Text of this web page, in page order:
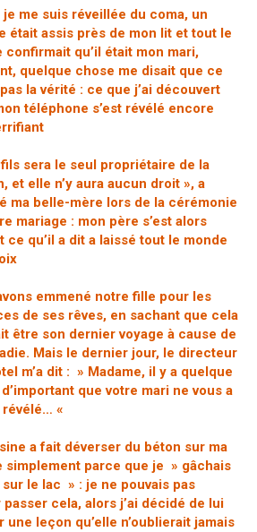
je me suis réveillée du coma, un
était assis près de mon lit et tout le
confirmait qu’il était mon mari,
quelque chose me disait que ce
pas la vérité : ce que j’ai découvert
téléphone s’est révélé encore
sera le seul propriétaire de la
et elle n’y aura aucun droit », a
ma belle-mère lors de la cérémonie
mariage : mon père s’est alors
ce qu’il a dit a laissé tout le monde
emmené notre fille pour les
de ses rêves, en sachant que cela
être son dernier voyage à cause de
Mais le dernier jour, le directeur
m’a dit : » Madame, il y a quelque
que votre mari ne vous a
révélé… «
a fait déverser du béton sur ma
simplement parce que je » gâchais
sur le lac » : je ne pouvais pas
passer cela, alors j’ai décidé de lui
une leçon qu’elle n’oublierait jamais